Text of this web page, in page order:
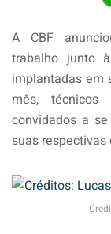
A CBF
trabalho junto
implantadas em
mês,
convidados a
suas respectivas